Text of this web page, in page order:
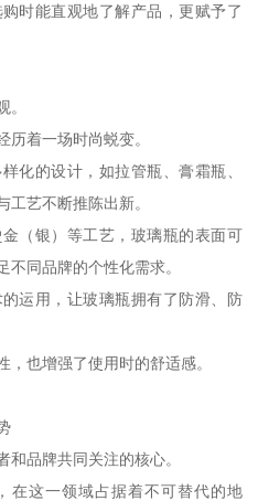
时能直观地了解产品，更赋予了
。
历着一场时尚蜕变。
化的设计，如拉管瓶、膏霜瓶、
工艺不断推陈出新。
（银）等工艺，玻璃瓶的表面可
不同品牌的个性化需求。
运用，让玻璃瓶拥有了防滑、防
也增强了使用时的舒适感。
品牌共同关注的核心。
在这一领域占据着不可替代的地